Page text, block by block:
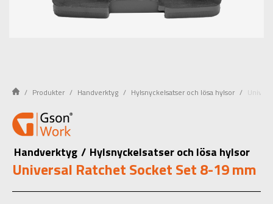
Produkter Handverktyg Hylsnyckelsatser och lösa hylsor
Handverktyg / Hylsnyckelsatser och lösa hylsor
Universal Ratchet Socket Set 8-19 mm